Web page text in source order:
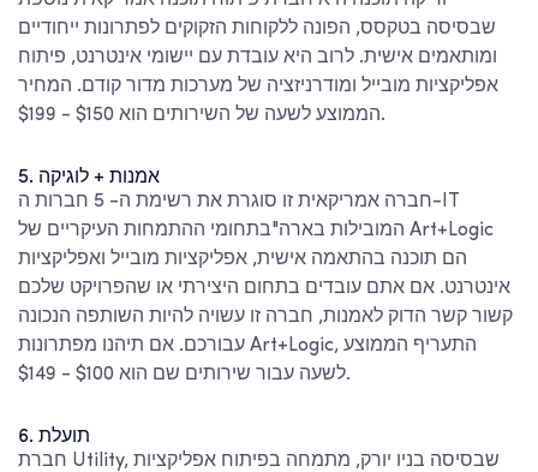
שבסיסה בטקסס, הפונה ללקוחות הזקוקים לפתרונות ייחודיים
ומותאמים אישית. לרוב היא עובדת עם יישומי אינטרנט, פיתוח
אפליקציות מובייל ומודרניזציה של מערכות מדור קודם. המחיר
הממוצע לשעה של השירותים הוא $150 - $199.
5. אמנות + לוגיקה
חברה אמריקאית זו סוגרת את רשימת ה-
5 חברות ה-IT
המובילות בארה"בתחומי ההתמחות העיקריים של Art+Logic
הם תוכנה בהתאמה אישית, אפליקציות מובייל ואפליקציות
אינטרנט. אם אתם עובדים בתחום היצירתי או שהפרויקט שלכם
קשור קשר הדוק לאמנות, חברה זו עשויה להיות השותפה הנכונה
עבורכם. אם תיהנו מפתרונות Art+Logic, התעריף הממוצע
לשעה עבור שירותים שם הוא $100 - $149.
6. תועלת
חברת Utility, שבסיסה בניו יורק, מתמחה בפיתוח אפליקציות